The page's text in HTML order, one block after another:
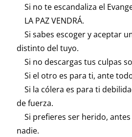
Si no te escandaliza el
LA PAZ VENDRÁ.
Si sabes escoger y aceptar
distinto del tuyo.
Si no descargas tus culpas
Si el otro es para ti, ante
Si la cólera es para ti
de fuerza.
Si prefieres ser herido,
nadie.